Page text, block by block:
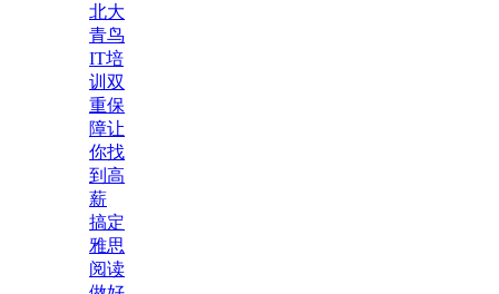
北大
青鸟
IT培
训双
重保
障让
你找
到高
薪
搞定
雅思
阅读